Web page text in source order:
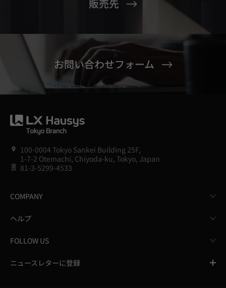
販売先
お問い合わせフォーム
100-0004 Tokyo Sankei Building 25F,
1-7-2 Otemachi, Chiyoda-ku, Tokyo, Japan
81-3-5299-4533
COMPANY
ヘルプ
FOLLOW US
ニュースレターに登録